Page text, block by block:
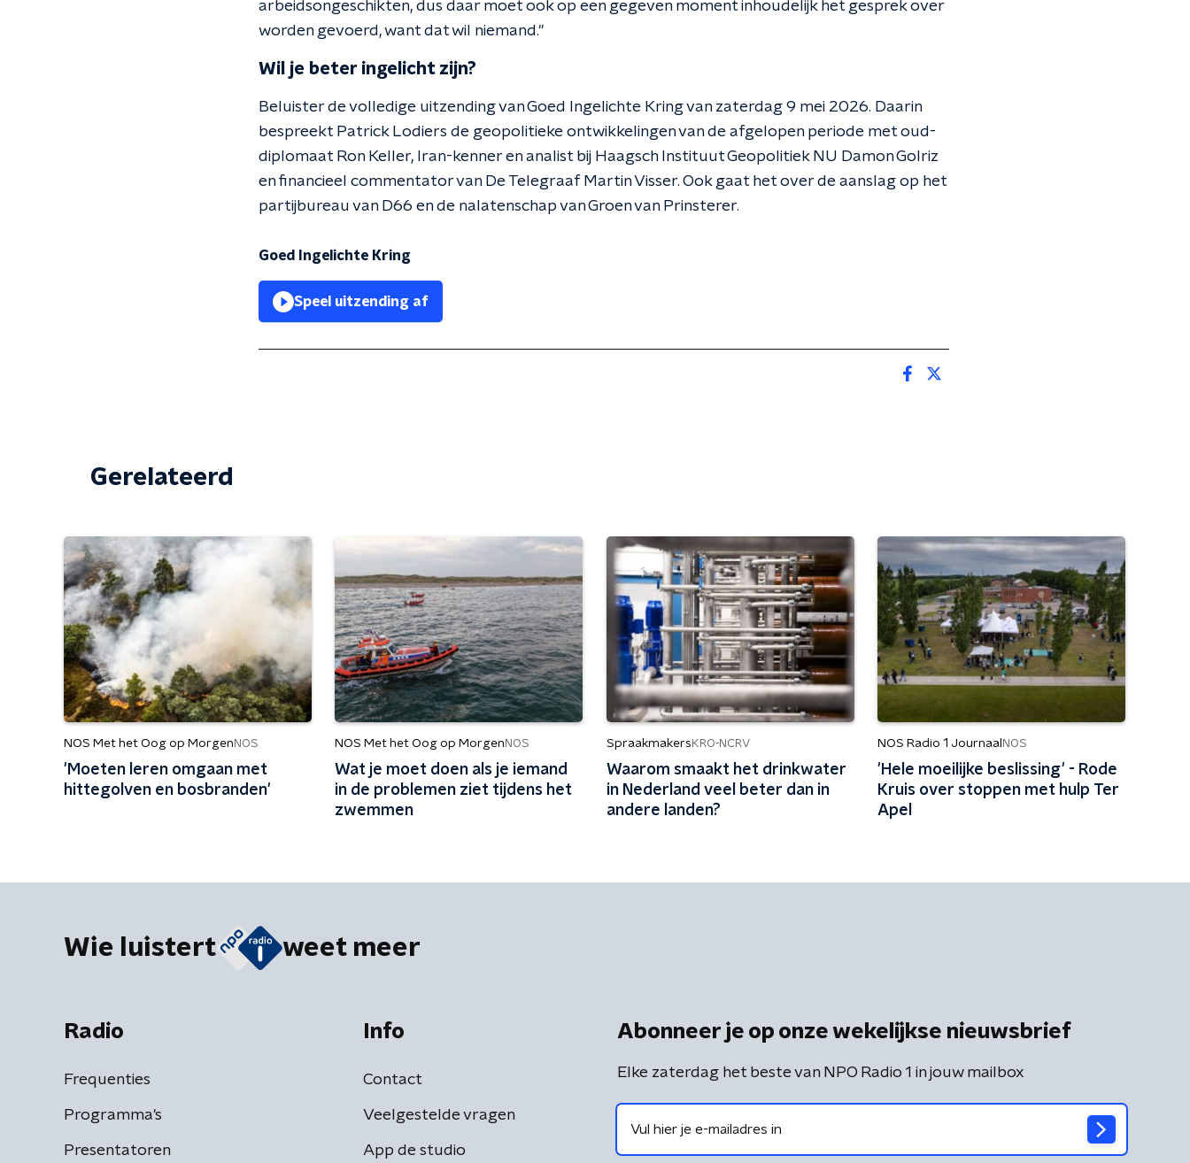
arbeidsongeschikten, dus daar moet ook op een gegeven moment inhoudelijk het gesprek over
worden gevoerd, want dat wil niemand."
Wil je beter ingelicht zijn?
Beluister de volledige uitzending van Goed Ingelichte Kring van zaterdag 9 mei 2026. Daarin
bespreekt Patrick Lodiers de geopolitieke ontwikkelingen van de afgelopen periode met oud-
diplomaat Ron Keller, Iran-kenner en analist bij Haagsch Instituut Geopolitiek NU Damon Golriz
en financieel commentator van De Telegraaf Martin Visser. Ook gaat het over de aanslag op het
partijbureau van D66 en de nalatenschap van Groen van Prinsterer.
Goed Ingelichte Kring
Speel uitzending af
Gerelateerd
NOS Met het Oog op Morgen NOS
'Moeten leren omgaan met
hittegolven en bosbranden'
NOS Met het Oog op Morgen NOS
Wat je moet doen als je iemand
in de problemen ziet tijdens het
zwemmen
Spraakmakers KRO-NCRV
Waarom smaakt het drinkwater
in Nederland veel beter dan in
andere landen?
NOS Radio 1 Journaal NOS
'Hele moeilijke beslissing' - Rode
Kruis over stoppen met hulp Ter
Apel
Wie luistert weet meer
Radio
Frequenties
Programma's
Presentatoren
Info
Contact
Veelgestelde vragen
App de studio
Abonneer je op onze wekelijkse nieuwsbrief
Elke zaterdag het beste van NPO Radio 1 in jouw mailbox